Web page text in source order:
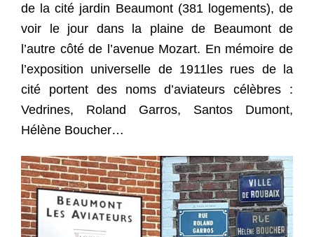
de la cité jardin Beaumont (381 logements), de
voir le jour dans la plaine de Beaumont de
l’autre côté de l’avenue Mozart. En mémoire de
l’exposition universelle de 1911les rues de la
cité portent des noms d’aviateurs célèbres :
Vedrines, Roland Garros, Santos Dumont,
Hélène Boucher…